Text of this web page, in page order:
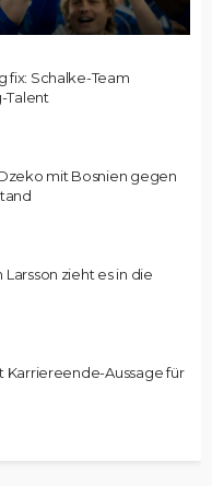
fix: Schalke-Team
Talent
mit Bosnien gegen
zieht es in die
Karriereende-Aussage für